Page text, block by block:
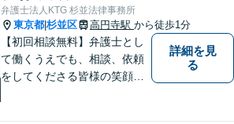
談も対応可能】【メール・WE
B面談可】
弁護士法人KTG 杉並法律事務所
東京都 杉並区 高円寺駅 から徒歩1分
【初回相談無料】弁護士とし
て働くうえでも、相談、依頼
をしてくださる皆様の笑顔を
詳細を見
る